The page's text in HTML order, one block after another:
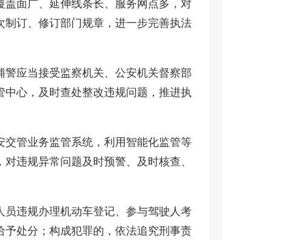
面广、延伸线条长、服务网点多，对
订、修订部门规章，进一步完善执法
应当接受监察机关、公安机关督察部
心，及时查处整改违规问题，推进执
管业务监管系统，利用智能化监管等
违规异常问题及时预警、及时核查、
违规办理机动车登记、参与驾驶人考
处分；构成犯罪的，依法追究刑事责